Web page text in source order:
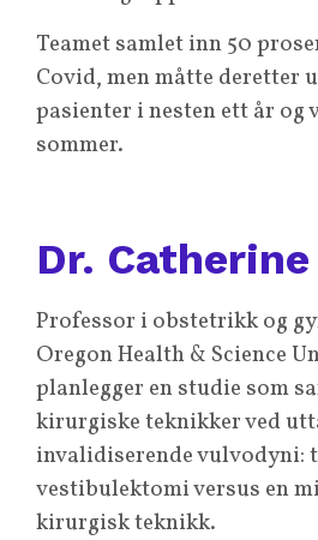
Teamet samlet inn 50
Covid, men måtte deretter
pasienter i nesten ett år
sommer.
Dr.
Professor i obstetrikk og
Oregon Health & Science
planlegger en studie som
kirurgiske teknikker ved
invalidiserende vulvodyni:
vestibulektomi versus en
kirurgisk teknikk.